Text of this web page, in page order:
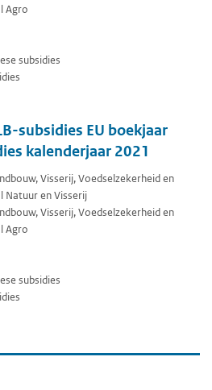
Agro
subsidies
subsidies EU boekjaar
kalenderjaar 2021
Visserij, Voedselzekerheid en
en Visserij
Visserij, Voedselzekerheid en
Agro
subsidies